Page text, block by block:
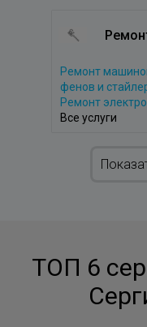
Ремонт
фенов и
Ремонт
Все услуги
ТОП 6